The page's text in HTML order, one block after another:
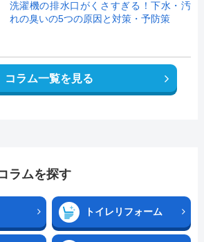
洗濯機の排水口がくさすぎる！下水・汚
れの臭いの5つの原因と対策・予防策
コラム一覧を見る
ラムを探す
トイレリフォーム